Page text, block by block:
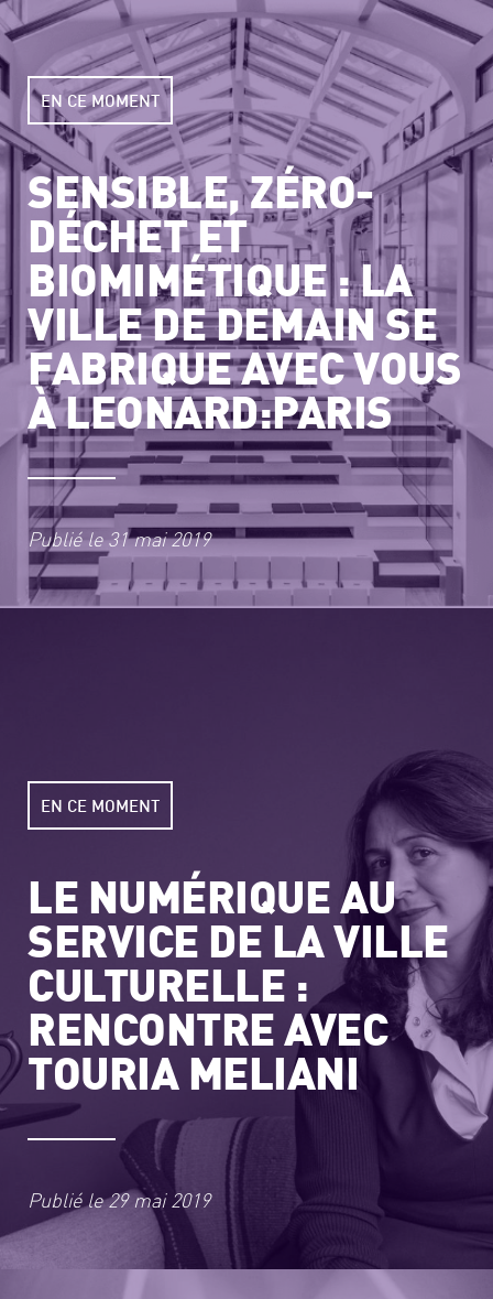
EN CE MOMENT
SENSIBLE, ZÉRO-
DÉCHET ET
BIOMIMÉTIQUE : LA
VILLE DE DEMAIN SE
FABRIQUE AVEC VOUS
À LEONARD:PARIS
Publié le31 mai 2019
EN CE MOMENT
LE NUMÉRIQUE AU
SERVICE DE LA VILLE
CULTURELLE :
RENCONTRE AVEC
TOURIA MELIANI
Publié le29 mai 2019